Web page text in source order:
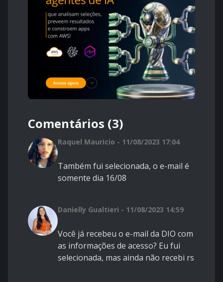
Comentários (3)
Raquel Mauricio - 11/08/2023 17:04
Também fui selecionada, o e-mail é
somente dia 16/08
Danielly Gualtieri - 11/08/2023 14:59
Você já recebeu o e-mail da DIO com
as informações de acesso? Eu fui
selecionada, mas ainda não recebi rs